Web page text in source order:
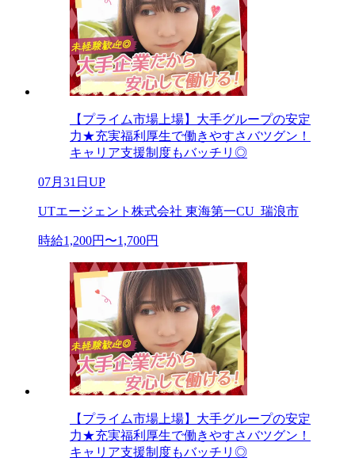
【プライム市場上場】大手グループの安定
力★充実福利厚生で働きやすさバツグン！
キャリア支援制度もバッチリ◎
07月31日UP
UTエージェント株式会社 東海第一CU_瑞浪市
時給1,200円〜1,700円
【プライム市場上場】大手グループの安定
力★充実福利厚生で働きやすさバツグン！
キャリア支援制度もバッチリ◎